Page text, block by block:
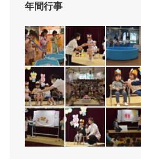
年間行事